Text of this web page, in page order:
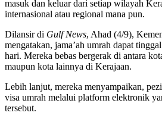
masuk dan keluar dari setiap wilayah
internasional atau regional mana pun.
Dilansir di Gulf News, Ahad (4/9),
mengatakan, jama’ah umrah dapat
hari. Mereka bebas bergerak di antara
maupun kota lainnya di Kerajaan.
Lebih lanjut, mereka menyampaikan,
visa umrah melalui platform elektronik
tersebut.